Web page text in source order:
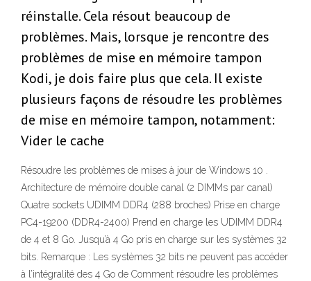
réinstalle. Cela résout beaucoup de
problèmes. Mais, lorsque je rencontre des
problèmes de mise en mémoire tampon
Kodi, je dois faire plus que cela. Il existe
plusieurs façons de résoudre les problèmes
de mise en mémoire tampon, notamment:
Vider le cache
Résoudre les problèmes de mises à jour de Windows 10 .
Architecture de mémoire double canal (2 DIMMs par canal)
Quatre sockets UDIMM DDR4 (288 broches) Prise en charge
PC4-19200 (DDR4-2400) Prend en charge les UDIMM DDR4
de 4 et 8 Go. Jusqu’à 4 Go pris en charge sur les systèmes 32
bits. Remarque : Les systèmes 32 bits ne peuvent pas accéder
à l’intégralité des 4 Go de Comment résoudre les problèmes